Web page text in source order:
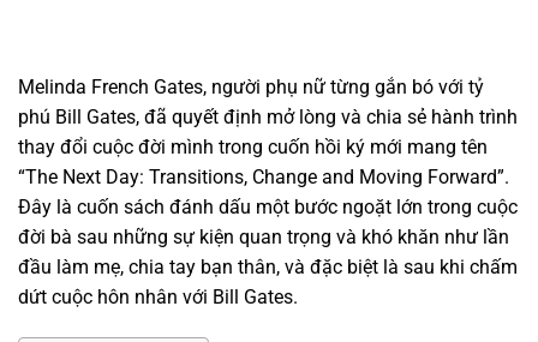
Melinda French Gates, người phụ nữ từng gắn bó với tỷ
phú Bill Gates, đã quyết định mở lòng và chia sẻ hành trình
thay đổi cuộc đời mình trong cuốn hồi ký mới mang tên
“The Next Day: Transitions, Change and Moving Forward”.
Đây là cuốn sách đánh dấu một bước ngoặt lớn trong cuộc
đời bà sau những sự kiện quan trọng và khó khăn như lần
đầu làm mẹ, chia tay bạn thân, và đặc biệt là sau khi chấm
dứt cuộc hôn nhân với Bill Gates.